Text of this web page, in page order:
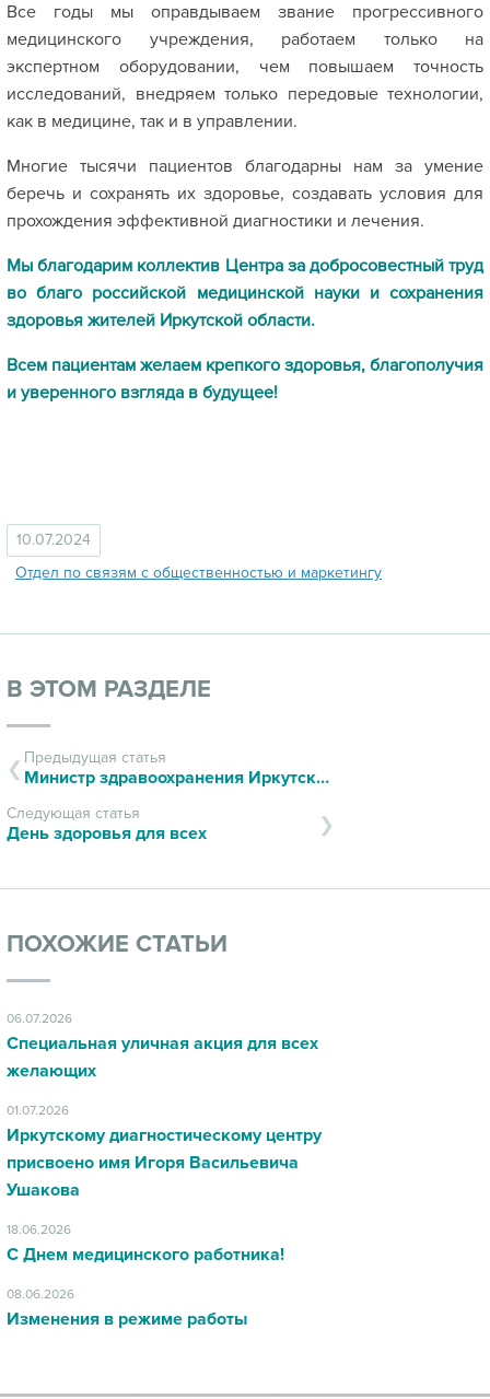
Все годы мы оправдываем звание прогрессивного
медицинского учреждения, работаем только на
экспертном оборудовании, чем повышаем точность
исследований, внедряем только передовые технологии,
как в медицине, так и в управлении.
Многие тысячи пациентов благодарны нам за умение
беречь и сохранять их здоровье, создавать условия для
прохождения эффективной диагностики и лечения.
Мы благодарим коллектив Центра за добросовестный труд
во благо российской медицинской науки и сохранения
здоровья жителей Иркутской области.
Всем пациентам желаем крепкого здоровья, благополучия
и уверенного взгляда в будущее!
10.07.2024
Отдел по связям с общественностью и маркетингу
В ЭТОМ РАЗДЕЛЕ
Предыдущая статья
Министр здравоохранения Иркутской области побывал в лаборатории Диагностического центра
Следующая статья
День здоровья для всех
ПОХОЖИЕ СТАТЬИ
06.07.2026
Специальная уличная акция для всех
желающих
01.07.2026
Иркутскому диагностическому центру
присвоено имя Игоря Васильевича
Ушакова
18.06.2026
С Днем медицинского работника!
08.06.2026
Изменения в режиме работы